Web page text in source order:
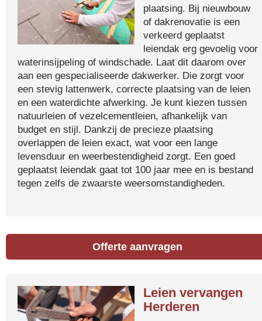
plaatsing. Bij nieuwbouw
of dakrenovatie is een
verkeerd geplaatst
leiendak erg gevoelig voor
waterinsijpeling of windschade. Laat dit daarom over
aan een gespecialiseerde dakwerker. Die zorgt voor
een stevig lattenwerk, correcte plaatsing van de leien
en een waterdichte afwerking. Je kunt kiezen tussen
natuurleien of vezelcementleien, afhankelijk van
budget en stijl. Dankzij de precieze plaatsing
overlappen de leien exact, wat voor een lange
levensduur en weerbestendigheid zorgt. Een goed
geplaatst leiendak gaat tot 100 jaar mee en is bestand
tegen zelfs de zwaarste weersomstandigheden.
Offerte aanvragen
Leien vervangen
Herderen